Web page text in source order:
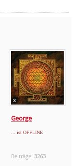
George
... ist OFFLINE
Beiträge:3263